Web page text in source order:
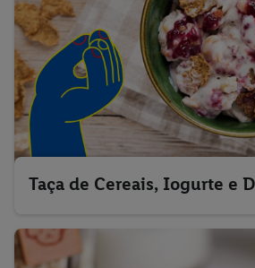
Taça de Cereais, Iogurte e